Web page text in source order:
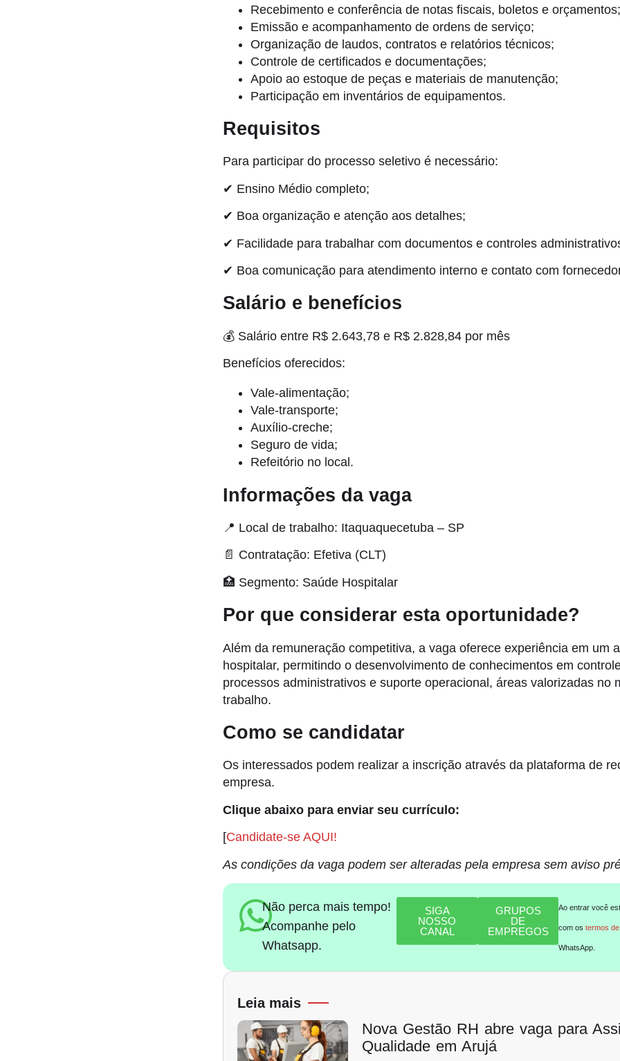
Recebimento e conferência de notas fiscais, boletos e orçamentos;
Emissão e acompanhamento de ordens de serviço;
Organização de laudos, contratos e relatórios técnicos;
Controle de certificados e documentações;
Apoio ao estoque de peças e materiais de manutenção;
Participação em inventários de equipamentos.
Requisitos
Para participar do processo seletivo é necessário:
✔ Ensino Médio completo;
✔ Boa organização e atenção aos detalhes;
✔ Facilidade para trabalhar com documentos e controles
✔ Boa comunicação para atendimento interno e contato com
Salário e benefícios
💰 Salário entre R$ 2.643,78 e R$ 2.828,84 por mês
Benefícios oferecidos:
Vale-alimentação;
Vale-transporte;
Auxílio-creche;
Seguro de vida;
Refeitório no local.
Informações da vaga
📍 Local de trabalho: Itaquaquecetuba – SP
📄 Contratação: Efetiva (CLT)
🏥 Segmento: Saúde Hospitalar
Por que considerar esta oportunidade?
Além da remuneração competitiva, a vaga oferece experiência em um
hospitalar, permitindo o desenvolvimento de conhecimentos em
processos administrativos e suporte operacional, áreas valorizadas no
trabalho.
Como se candidatar
Os interessados podem realizar a inscrição através da plataforma de
empresa.
Clique abaixo para enviar seu currículo:
[Candidate-se AQUI!
As condições da vaga podem ser alteradas pela empresa sem aviso
Não perca mais tempo!
Acompanhe pelo
Whatsapp.
SIGA
NOSSO
CANAL
GRUPOS
DE
EMPREGOS
Ao entrar você
com ostermos
WhatsApp.
Leia mais
Nova Gestão RH abre vaga para
Qualidade em Arujá